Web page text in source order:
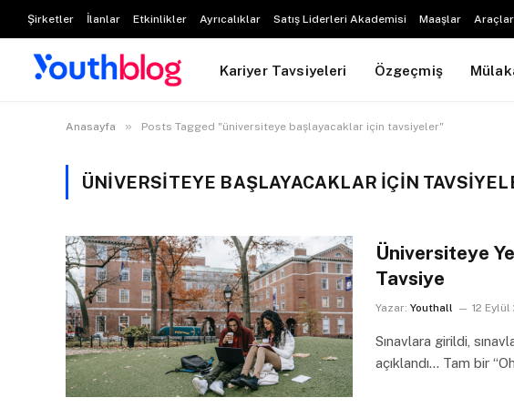
Şirketler İlanlar Etkinlikler Ayrıcalıklar Satış Liderleri Akademisi Maaşlar Araçlar
Kariyer Tavsiyeleri Özgeçmiş
Anasayfa » Posts Tagged "üniversiteye başlayacaklar için tavsiyeler"
ÜNIVERSITEYE BAŞLAYACAKLAR IÇIN
Üniversiteye
Tavsiye
Yazar: Youthall 12 Eylül
Sınavlara girildi,
açıklandı… Tam bir